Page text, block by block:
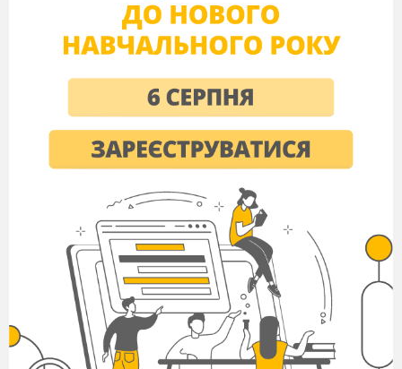
2. Мова кольорів та ліній у театрі
Як ми «зчитуємо» характер за допомогою зору?
Добрий герой
Лінії
Плавні, заокруглені,
Гострі, ламані,
Кольори
Світлі, теплі (рожевий,
блакитний, золотий).
Темні, холодні або
(фіолетовий, чорний,
червоний).
костюма
М’які тканини, об’ємні
та легкі.
Жорсткі коміри,
силуети.